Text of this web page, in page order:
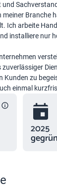
Branche
Ich arbeite
installiere nur
Kunden zu
einmal
2025